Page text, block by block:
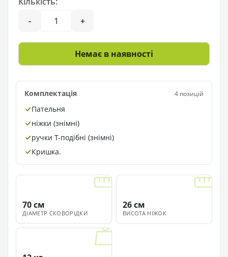
-
+
Немає в наявності
Комплектація 4 позицій
Пательня
ніжки (знімні)
ручки Т-подібні (знімні)
Кришка.
ДІАМЕТР СКОВОРІДКИ
70 см
ВИСОТА НІЖОК
26 см